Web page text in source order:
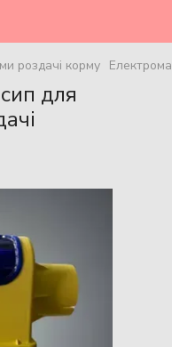
роздачі корму
для